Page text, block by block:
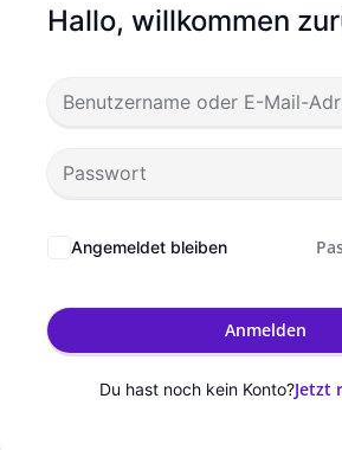
Hallo, willkommen
Angemeldet bleiben
Anmelden
Du hast noch kein Konto?Jetzt